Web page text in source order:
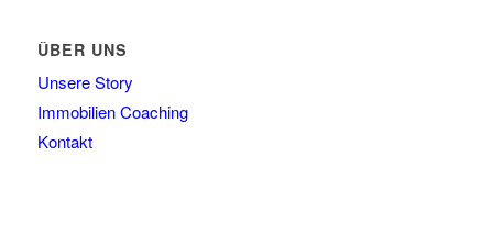
ÜBER UNS
Unsere Story
Immobilien Coaching
Kontakt